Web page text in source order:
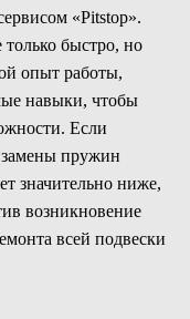
«Pitstop».
быстро, но
опыт работы,
навыки, чтобы
Если
замены пружин
значительно ниже,
возникновение
всей подвески